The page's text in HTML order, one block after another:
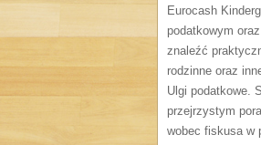
Eurocash
podatkowym
znaleźć
rodzinne oraz
Ulgi podatkowe.
przejrzystym
wobec fiskusa w